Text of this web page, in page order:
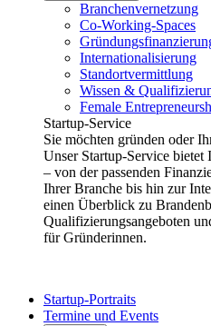
Branchenvernetzung
Co-Working-Spaces
Internationalisierung
Standortvermittlung
Wissen &
Female
Startup-Service
Sie möchten gründen oder
Unser Startup-Service bietet
– von der passenden
Ihrer Branche bis hin zur
einen Überblick zu
Qualifizierungsangeboten
für Gründerinnen.
Startup-Portraits
Termine und Events